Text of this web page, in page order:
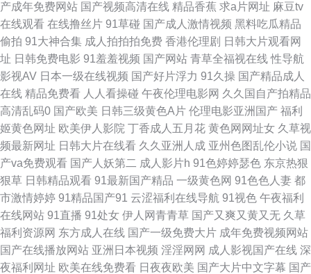
国产av第一页 久久精品国产男包 青娱乐AV首页 四区五区福利导航 伊人成人
在线 91社区9页 俺五月激情 韩国无码H片 蜜桃97干 日韩三级aa 综合另类精
品av 97人人操人人爽 成人品人妻久久 韩国精品一二三 老湿影院日本 日本爱
爱片 尤物视频官网 AA欧美性爱 国产成人在线日韩 久久理伦 人人超碰 午夜
成人AV 91操网 俺去也俺去啦 国产呦交精品视频 老司机福利院 日韩欧美专
区 一区美女 97超碰视屏 国产91网址 超碰91资源 91豆花影院 东京热天堂久
久 九一传媒影视传媒 日本免费A∨ 亚洲Av色情网占 阿v视频在线观看 国产呦
交精品视频 免费成人17 日韩黄色免费网站 性爱日韩 91视频观看网站 超碰
产成年免费网站 国产视频高清在线 精品香蕉 求a片网址 麻豆tv
在线观看 在线撸丝片 91草碰 国产成人激情视频 黑料吃瓜精品
偷拍 91大神合集 成人拍拍拍免费 香港伦理剧 日韩大片观看网
址 日韩免费电影 91羞羞视频 国产网站 青草全福视在线 性导航
影视AV 日本一级在线视频 国产好片浮力 91久操 国产精品成人
在线 精品免费看 人人看操碰 午夜伦理电影网 久久国自产拍精品
高清乱码0 国产欧美 日韩三级黄色A片 伦理电影亚洲国产 福利
姬黄色网址 欧美伊人影院 丁香成人五月花 黄色网网址女 久草视
频最新网址 日韩大片在线看 久久亚洲人成 亚州色图乱伦小说 国
产va免费观看 国产人妖第二 成人影片h 91色婷婷瑟色 东京热狠
狠草 日韩精品观看 91最新国产精品 一级黄色网 91色色人妻 都
市激情婷婷 91精品国产91 云涩福利在线导航 91视色 午夜福利
在线网站 91直播 91处女 伊人网青青草 国产又爽又黄又无 久草
福利资源网 东方成人在线 国产一级免费大片 成年免费视频网站
国产在线播放网站 亚洲日本视频 淫淫网网 成人影视国产在线 深
夜福利网址 欧美在线免费看 日夜夜欧美 国产大片中文字幕 国产